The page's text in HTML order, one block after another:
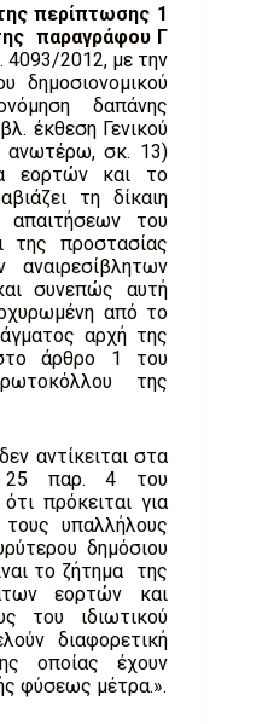
περίπτωσης 1
παραγράφου Γ
4093/2012, με την
δημοσιονομικού
δαπάνης
έκθεση Γενικού
ανωτέρω, σκ. 13)
εορτών και το
τη δίκαιη
του
της προστασίας
συνεπώς αυτή
από το
αρχή της
άρθρο 1 του
της
αντίκειται στα
παρ. 4 του
πρόκειται για
υπαλλήλους
δημόσιου
το ζήτημα της
εορτών και
του ιδιωτικού
διαφορετική
οποίας έχουν
φύσεως μέτρα.».